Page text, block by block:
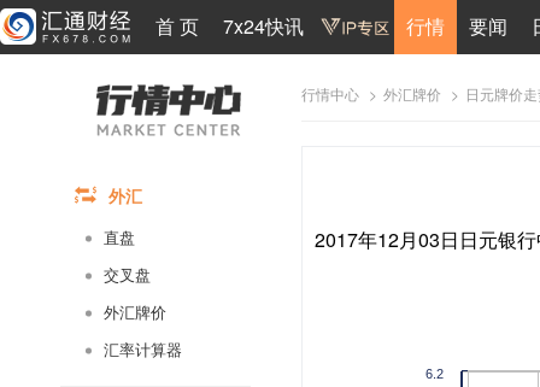
首 页 7x24快讯 行情 要闻
外汇
直盘
交叉盘
外汇牌价
汇率计算器
行情中心 > 外汇牌价 > 日元牌价
2017年12月03日日元银
6.2